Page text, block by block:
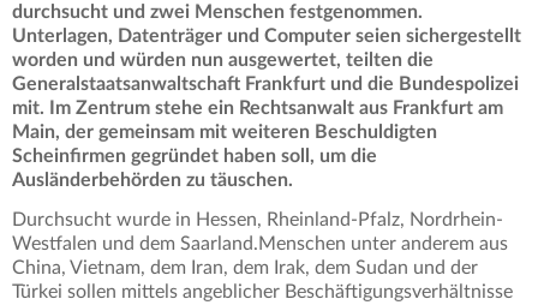
durchsucht und zwei Menschen festgenommen.
Unterlagen, Datenträger und Computer seien sichergestellt
worden und würden nun ausgewertet, teilten die
Generalstaatsanwaltschaft Frankfurt und die Bundespolizei
mit. Im Zentrum stehe ein Rechtsanwalt aus Frankfurt am
Main, der gemeinsam mit weiteren Beschuldigten
Scheinfirmen gegründet haben soll, um die
Ausländerbehörden zu täuschen.
Durchsucht wurde in Hessen, Rheinland-Pfalz, Nordrhein-
Westfalen und dem Saarland.Menschen unter anderem aus
China, Vietnam, dem Iran, dem Irak, dem Sudan und der
Türkei sollen mittels angeblicher Beschäftigungsverhältnisse